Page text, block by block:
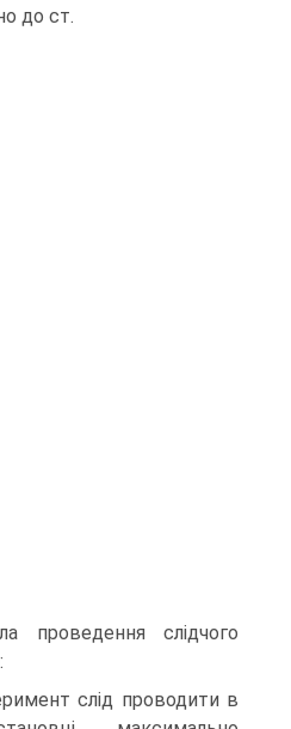
до ст.
проведення слідчого
слід проводити в